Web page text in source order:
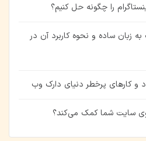
را چگونه حل کنیم؟
زبان ساده و نحوه کاربرد آن در
و کارهای پرخطر دنیای دارک وب